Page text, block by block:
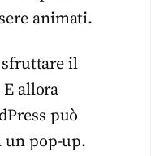
animati.
il
allora
può
un pop-up.